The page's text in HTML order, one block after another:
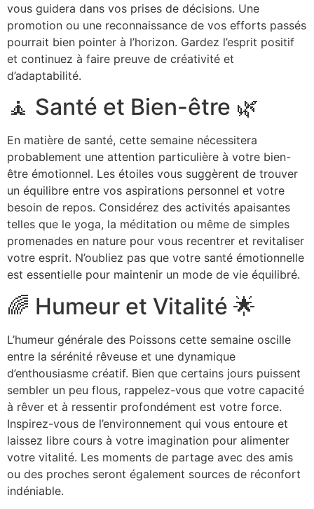
vous guidera dans vos prises de décisions. Une
promotion ou une reconnaissance de vos efforts passés
pourrait bien pointer à l’horizon. Gardez l’esprit positif
et continuez à faire preuve de créativité et
d’adaptabilité.
🧘 Santé et Bien-être 🌿
En matière de santé, cette semaine nécessitera
probablement une attention particulière à votre bien-
être émotionnel. Les étoiles vous suggèrent de trouver
un équilibre entre vos aspirations personnel et votre
besoin de repos. Considérez des activités apaisantes
telles que le yoga, la méditation ou même de simples
promenades en nature pour vous recentrer et revitaliser
votre esprit. N’oubliez pas que votre santé émotionnelle
est essentielle pour maintenir un mode de vie équilibré.
🌈 Humeur et Vitalité 🌟
L’humeur générale des Poissons cette semaine oscille
entre la sérénité rêveuse et une dynamique
d’enthousiasme créatif. Bien que certains jours puissent
sembler un peu flous, rappelez-vous que votre capacité
à rêver et à ressentir profondément est votre force.
Inspirez-vous de l’environnement qui vous entoure et
laissez libre cours à votre imagination pour alimenter
votre vitalité. Les moments de partage avec des amis
ou des proches seront également sources de réconfort
indéniable.